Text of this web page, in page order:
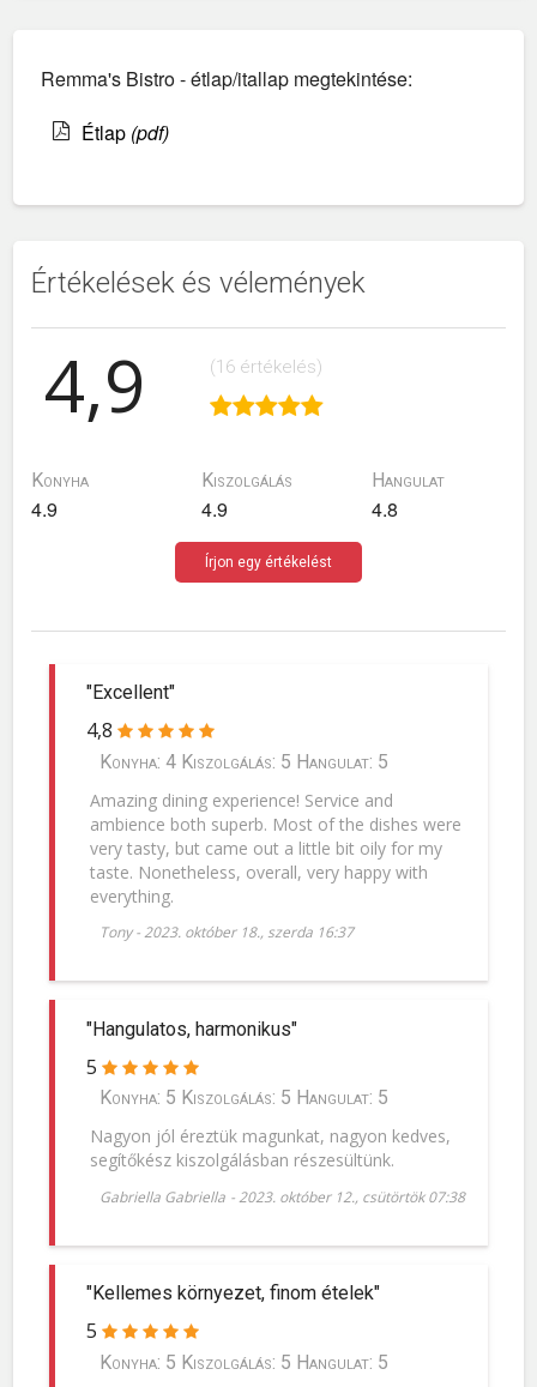
Remma's Bistro - étlap/itallap megtekintése:
Étlap (pdf)
Értékelések és vélemények
4,9 (16 értékelés)
Konyha
4.9
Kiszolgálás
4.9
Hangulat
4.8
Írjon egy értékelést
"Excellent"
4,8
Konyha: 4 Kiszolgálás: 5 Hangulat: 5
Amazing dining experience! Service and
ambience both superb. Most of the dishes were
very tasty, but came out a little bit oily for my
taste. Nonetheless, overall, very happy with
everything.
Tony-2023. október 18., szerda 16:37
"Hangulatos, harmonikus"
5
Konyha: 5 Kiszolgálás: 5 Hangulat: 5
Nagyon jól éreztük magunkat, nagyon kedves,
segítőkész kiszolgálásban részesültünk.
Gabriella Gabriella -2023. október 12., csütörtök 07:38
"Kellemes környezet, finom ételek"
5
Konyha: 5 Kiszolgálás: 5 Hangulat: 5